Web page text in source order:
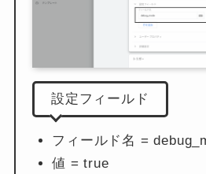
設定フィールド
フィールド名 =
値 = true